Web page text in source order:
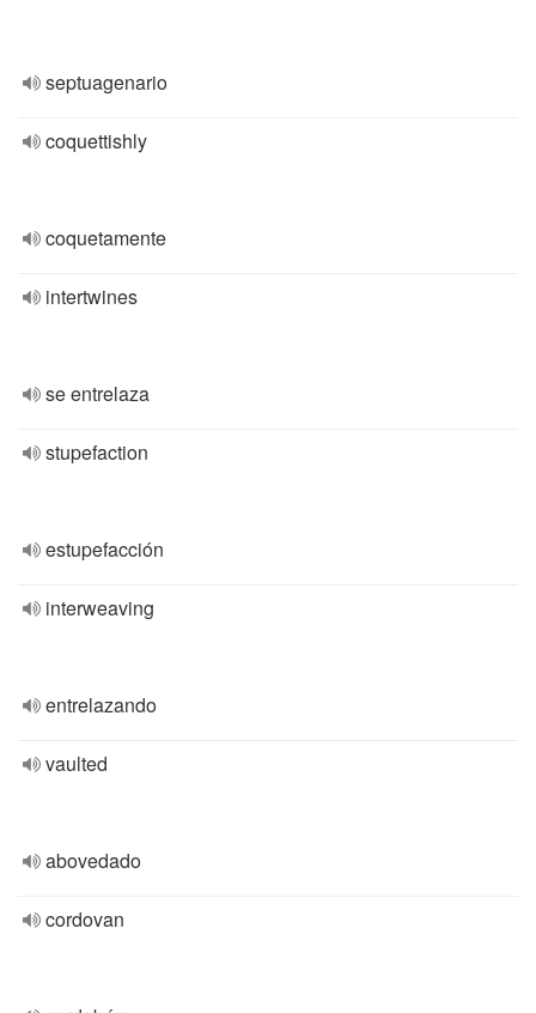
septuagenario
coquettishly
coquetamente
intertwines
se entrelaza
stupefaction
estupefacción
interweaving
entrelazando
vaulted
abovedado
cordovan